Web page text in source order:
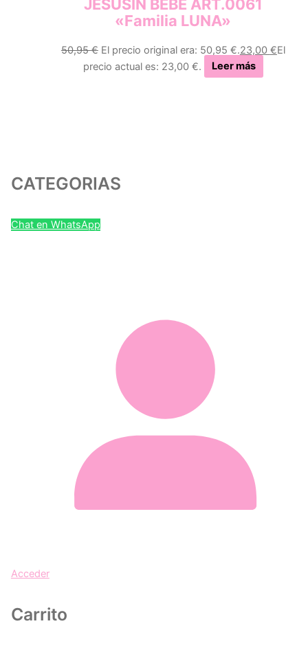
CATEGORIAS
Chat en WhatsApp
Acceder
Carrito
JESUSIN BEBE ART.0061
«Familia LUNA»
50,95€ El precio original era: 50,95 €.23,00 €El
precio actual es: 23,00 €.
Leer más